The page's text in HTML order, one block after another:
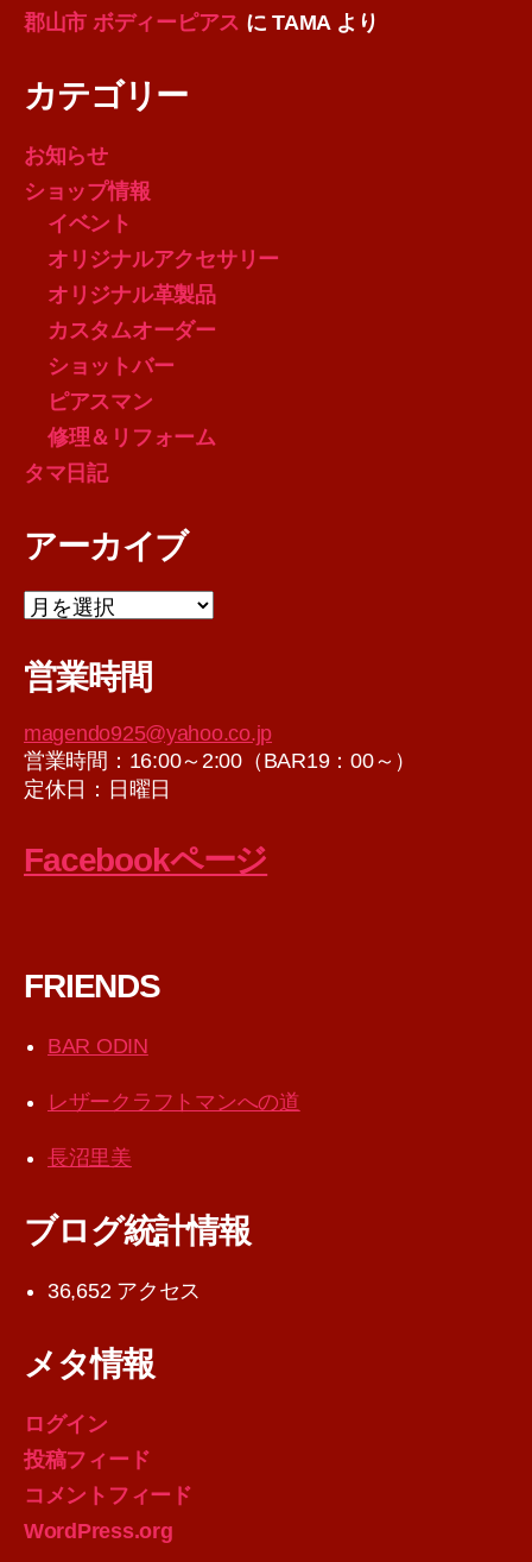
郡山市 ボディーピアス にTAMAより
カテゴリー
お知らせ
ショップ情報
イベント
オリジナルアクセサリー
オリジナル革製品
カスタムオーダー
ショットバー
ピアスマン
修理＆リフォーム
タマ日記
アーカイブ
ア
イ
営業時間
magendo925@yahoo.co.jp
営業時間：16:00～2:00（BAR19：00～）
定休日：日曜日
Facebookページ
FRIENDS
BAR ODIN
レザークラフトマンへの道
長沼里美
ブログ統計情報
36,652 アクセス
メタ情報
ログイン
投稿フィード
コメントフィード
WordPress.org